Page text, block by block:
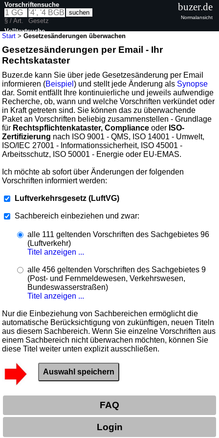
Start >Gesetzesänderungen überwachen
Gesetzesänderungen per Email - Ihr
Rechtskataster
Buzer.de kann Sie über jede Gesetzesänderung per Email
informieren (Beispiel) und stellt jede Änderung als Synopse
dar. Somit entfällt Ihre kontinuierliche und jeweils aufwendige
Recherche, ob, wann und welche Vorschriften verkündet oder
in Kraft getreten sind. Sie können das zu überwachende
Paket an Vorschriften beliebig zusammenstellen - Grundlage
für Rechtspflichtenkataster, Compliance oder ISO-
Zertifizierung nach ISO 9001 - QMS, ISO 14001 - Umwelt,
ISO/IEC 27001 - Informationssicherheit, ISO 45001 -
Arbeitsschutz, ISO 50001 - Energie oder EU-EMAS.
Ich möchte ab sofort über Änderungen der folgenden
Vorschriften informiert werden:
Luftverkehrsgesetz (LuftVG)
Sachbereich einbeziehen und zwar:
alle 111 geltenden Vorschriften des Sachgebietes 96
(Luftverkehr)
Titel anzeigen ...
alle 456 geltenden Vorschriften des Sachgebietes 9
(Post- und Fernmeldewesen, Verkehrswesen,
Bundeswasserstraßen)
Titel anzeigen ...
Nur die Einbeziehung von Sachbereichen ermöglicht die
automatische Berücksichtigung von zukünftigen, neuen Titeln
aus diesem Sachbereich. Wenn Sie einzelne Vorschriften aus
einem Sachbereich nicht überwachen möchten, können Sie
diese Titel weiter unten explizit ausschließen.
FAQ
Login
Vorschriftensuche
§ / Art.
Gesetz
Volltextsuche
buzer.de
Normalansicht